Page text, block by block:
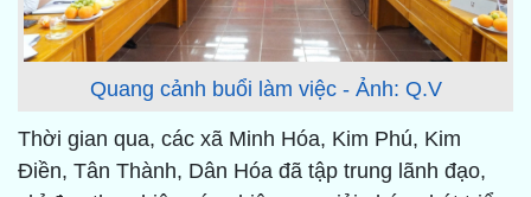
Quang cảnh buổi làm việc - Ảnh: Q.V
Thời gian qua, các xã Minh Hóa, Kim Phú, Kim
Điền, Tân Thành, Dân Hóa đã tập trung lãnh đạo,